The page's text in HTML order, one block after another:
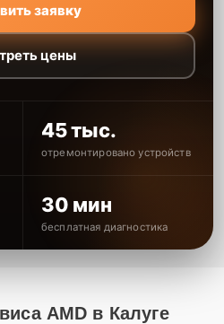
заявку
цены
45 тыс.
отремонтировано устройств
30 мин
бесплатная диагностика
AMD в Калуге